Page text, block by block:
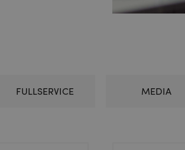
FULLSERVICE MEDIA